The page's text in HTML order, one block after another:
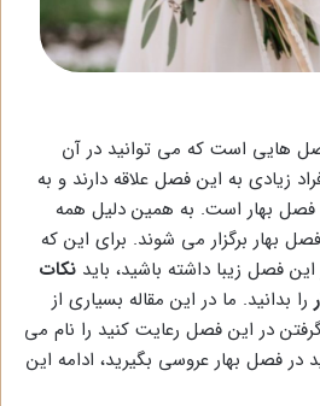
هایی است که می توانید در آن
زیادی به این فصل علاقه دارند و به
فصل بهار است. به همین دلیل همه
بهار برگزار می شوند. برای این که
فصل زیبا داشته باشید، باید نکات
را بدانید. ما در این مقاله بسیاری از
در این فصل رعایت کنید را نام می
فصل بهار عروسی بگیرید، ادامه این